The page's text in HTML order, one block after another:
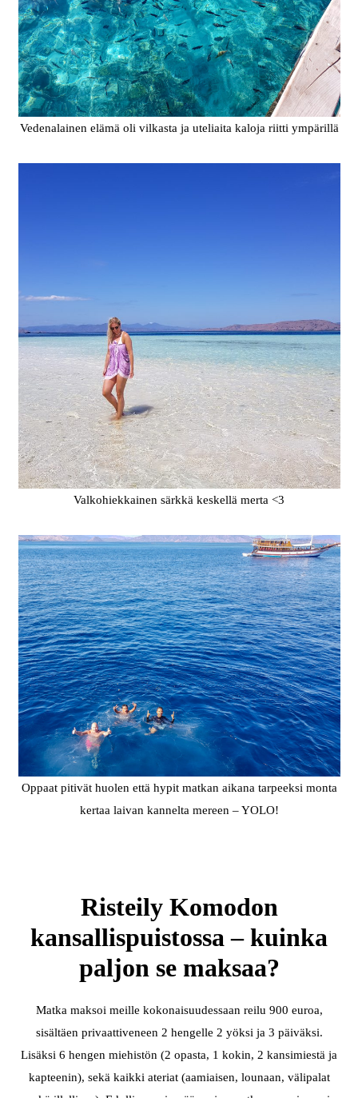
Vedenalainen elämä oli vilkasta ja uteliaita kaloja riitti ympärillä
Valkohiekkainen särkkä keskellä merta <3
Oppaat pitivät huolen että hypit matkan aikana tarpeeksi monta
kertaa laivan kannelta mereen – YOLO!
Risteily Komodon
kansallispuistossa – kuinka
paljon se maksaa?
Matka maksoi meille kokonaisuudessaan reilu 900 euroa,
sisältäen privaattiveneen 2 hengelle 2 yöksi ja 3 päiväksi.
Lisäksi 6 hengen miehistön (2 opasta, 1 kokin, 2 kansimiestä ja
kapteenin), sekä kaikki ateriat (aamiaisen, lounaan, välipalat